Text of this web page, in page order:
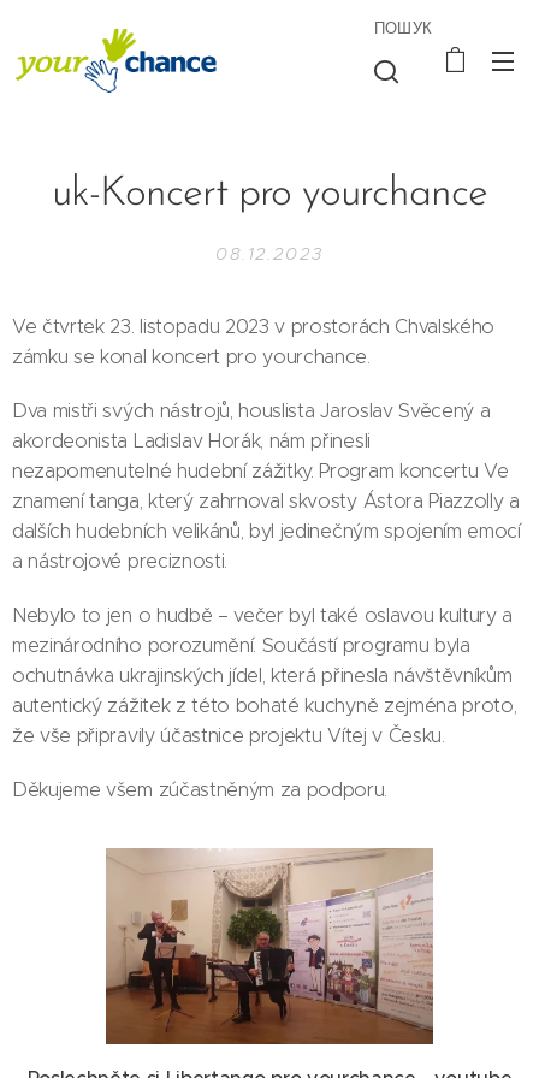
ПОШУК
uk-Koncert pro yourchance
08.12.2023
Ve čtvrtek 23. listopadu 2023 v prostorách Chvalského
zámku se konal koncert pro yourchance.
Dva mistři svých nástrojů, houslista Jaroslav Svěcený a
akordeonista Ladislav Horák, nám přinesli
nezapomenutelné hudební zážitky. Program koncertu Ve
znamení tanga, který zahrnoval skvosty Ástora Piazzolly a
dalších hudebních velikánů, byl jedinečným spojením emocí
a nástrojové preciznosti.
Nebylo to jen o hudbě – večer byl také oslavou kultury a
mezinárodního porozumění. Součástí programu byla
ochutnávka ukrajinských jídel, která přinesla návštěvníkům
autentický zážitek z této bohaté kuchyně zejména proto,
že vše připravily účastnice projektu Vítej v Česku.
Děkujeme všem zúčastněným za podporu.